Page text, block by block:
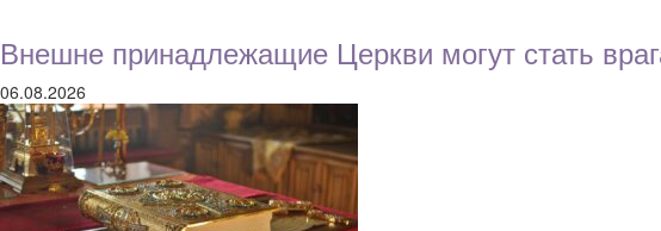
Внешне принадлежащие Церкви могут стать
06.08.2026